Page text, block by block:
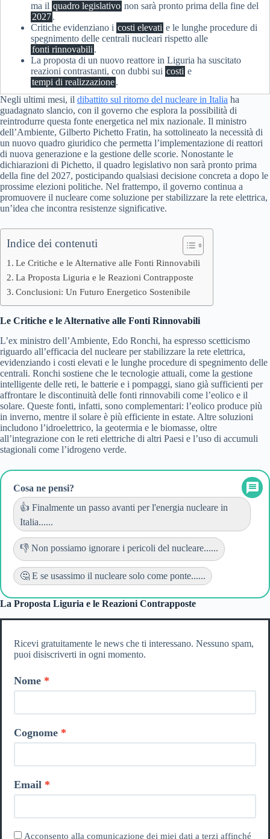
ma il quadro legislativo non sarà pronto prima della fine del
2027.
Critiche evidenziano i costi elevati e le lunghe procedure di
spegnimento delle centrali nucleari rispetto alle
fonti rinnovabili .
La proposta di un nuovo reattore in Liguria ha suscitato
reazioni contrastanti, con dubbi sui costi e
tempi di realizzazione.
Negli ultimi mesi, il dibattito sul ritorno del nucleare in Italia ha
guadagnato slancio, con il governo che esplora la possibilità di
reintrodurre questa fonte energetica nel mix nazionale. Il ministro
dell’Ambiente, Gilberto Pichetto Fratin, ha sottolineato la necessità di
un nuovo quadro giuridico che permetta l’implementazione di reattori
di nuova generazione e la gestione delle scorie. Nonostante le
dichiarazioni di Pichetto, il quadro legislativo non sarà pronto prima
della fine del 2027, posticipando qualsiasi decisione concreta a dopo le
prossime elezioni politiche. Nel frattempo, il governo continua a
promuovere il nucleare come soluzione per stabilizzare la rete elettrica,
un’idea che incontra resistenze significative.
Indice dei contenuti
Le Critiche e le Alternative alle Fonti Rinnovabili
La Proposta Liguria e le Reazioni Contrapposte
Conclusioni: Un Futuro Energetico Sostenibile
Le Critiche e le Alternative alle Fonti Rinnovabili
L’ex ministro dell’Ambiente, Edo Ronchi, ha espresso scetticismo
riguardo all’efficacia del nucleare per stabilizzare la rete elettrica,
evidenziando i costi elevati e le lunghe procedure di spegnimento delle
centrali. Ronchi sostiene che le tecnologie attuali, come la gestione
intelligente delle reti, le batterie e i pompaggi, siano già sufficienti per
affrontare le discontinuità delle fonti rinnovabili come l’eolico e il
solare. Queste fonti, infatti, sono complementari: l’eolico produce più
in inverno, mentre il solare è più efficiente in estate. Altre soluzioni
includono l’idroelettrico, la geotermia e le biomasse, oltre
all’integrazione con le reti elettriche di altri Paesi e l’uso di accumuli
stagionali come l’idrogeno verde.
Cosa ne pensi?
👍 Finalmente un passo avanti per l'energia nucleare in
Italia......
👎 Non possiamo ignorare i pericoli del nucleare......
🤔 E se usassimo il nucleare solo come ponte......
La Proposta Liguria e le Reazioni Contrapposte
Ricevi gratuitamente le news che ti interessano. Nessuno spam,
puoi disiscriverti in ogni momento.
Nome
Cognome
Email
Acconsento alla comunicazione dei miei dati a terzi affinché